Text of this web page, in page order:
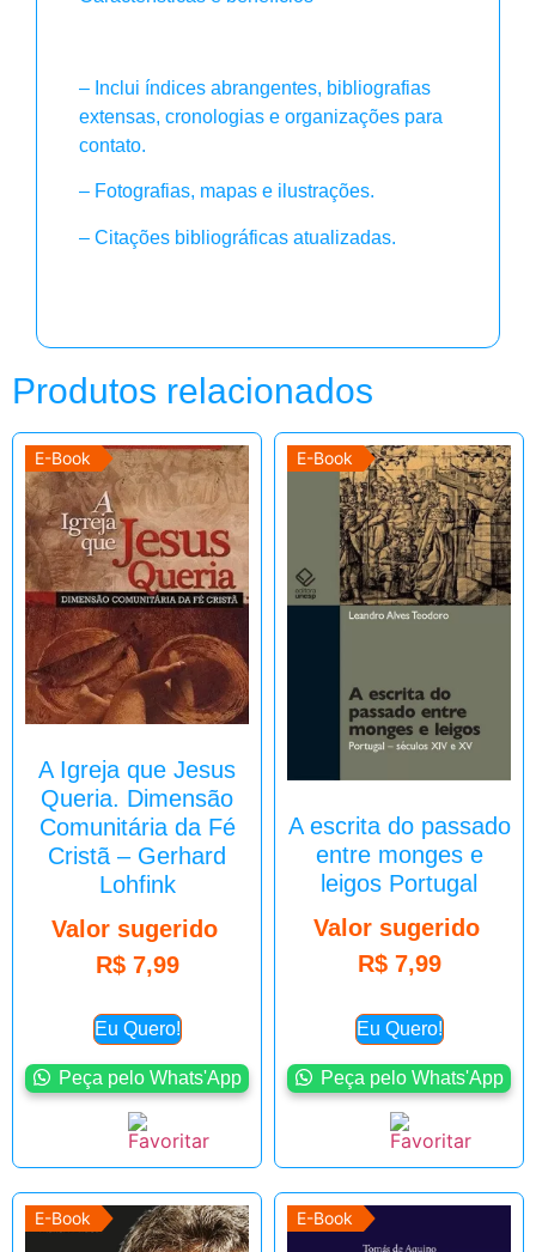
– Inclui índices abrangentes, bibliografias
extensas, cronologias e organizações para
contato.
– Fotografias, mapas e ilustrações.
– Citações bibliográficas atualizadas.
Produtos relacionados
E-Book
A Igreja que Jesus
Queria. Dimensão
Comunitária da Fé
Cristã – Gerhard
Lohfink
Valor sugerido
R$7,99
Eu Quero!
Peça pelo Whats'App
E-Book
A escrita do passado
entre monges e
leigos Portugal
Valor sugerido
R$7,99
Eu Quero!
Peça pelo Whats'App
E-Book E-Book